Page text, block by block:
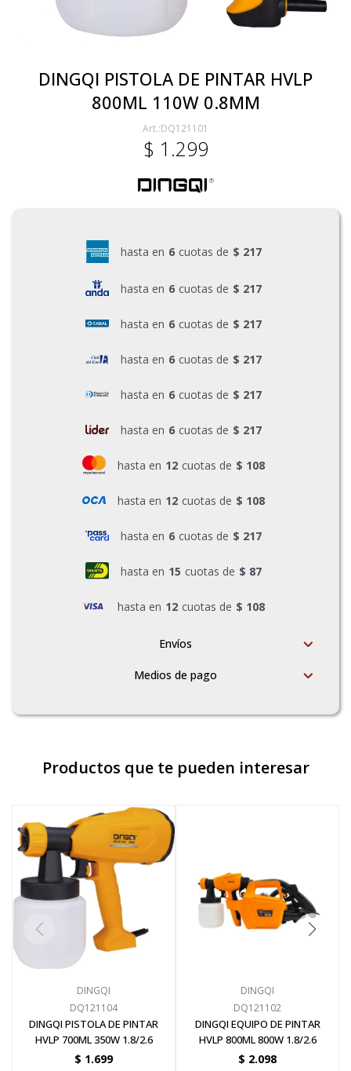
DINGQI PISTOLA DE PINTAR HVLP
800ML 110W 0.8MM
DQ121101
$ 1.299
hasta en 6 cuotas de $ 217
hasta en 6 cuotas de $ 217
hasta en 6 cuotas de $ 217
hasta en 6 cuotas de $ 217
hasta en 6 cuotas de $ 217
hasta en 6 cuotas de $ 217
hasta en 12 cuotas de $ 108
hasta en 12 cuotas de $ 108
hasta en 6 cuotas de $ 217
hasta en 15 cuotas de $ 87
hasta en 12 cuotas de $ 108
Envíos
Medios de pago
Productos que te pueden interesar
DINGQI
DQ121104
DINGQI PISTOLA DE PINTAR
HVLP 700ML 350W 1.8/2.6
$ 1.699
DINGQI
DQ121102
DINGQI EQUIPO DE PINTAR
HVLP 800ML 800W 1.8/2.6
$ 2.098
Herramientas Eléctrica y Batería
Piscinas e Inflables